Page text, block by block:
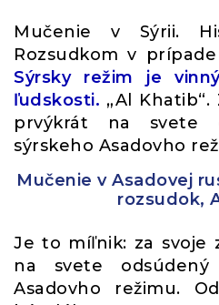
Mučenie v Sýrii.
Rozsudkom v
Sýrsky režim je
ľudskosti. „Al Khatib“.
prvýkrát na svete
sýrskeho Asadovho
Mučenie v Asadovej
rozsudok,
Je to míľnik: za svoje
na svete odsúdený
Asadovho režimu.